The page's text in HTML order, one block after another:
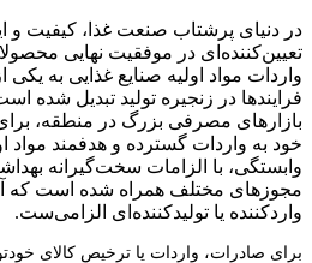
در دنیای پرشتاب صنعت غذا، کیفیت و
تعیین‌کننده‌ای در موفقیت نهایی
واردات مواد اولیه صنایع غذایی به
فرایندها در زنجیره تولید تبدیل شده
بازارهای مصرفی بزرگ در منطقه، برای
خود به واردات گسترده و هدفمند مواد
وابستگی، با الزامات سخت‌گیرانه
مجوزهای مختلف همراه شده است که
واردکننده یا تولیدکننده‌ای الزامی‌ست.
برای صادرات، واردات یا ترخیص کالای